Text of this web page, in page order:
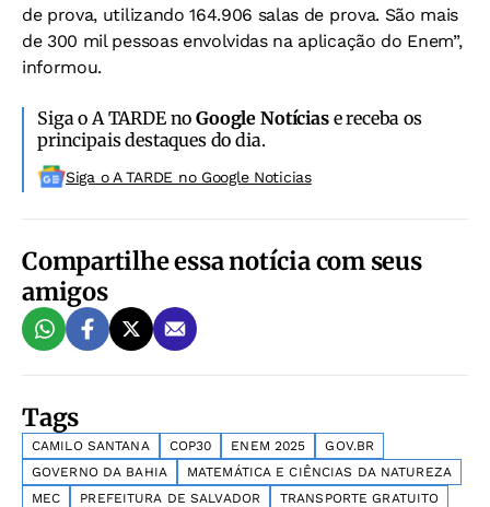
de prova, utilizando 164.906 salas de prova. São mais
de 300 mil pessoas envolvidas na aplicação do Enem”,
informou.
Siga o A TARDE noGoogle Notíciase receba os
principais destaques do dia.
Siga o A TARDE no Google Noticias
Compartilhe essa notícia com seus
amigos
Tags
CAMILO SANTANA COP30 ENEM 2025
GOV.BR
GOVERNO DA BAHIA
MATEMÁTICA E CIÊNCIAS DA NATUREZA
MEC
PREFEITURA DE SALVADOR TRANSPORTE GRATUITO